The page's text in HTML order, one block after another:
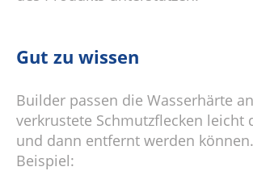
Gut zu wissen
Builder passen die Wasserhärte
verkrustete Schmutzflecken leicht
und dann entfernt werden
Beispiel: